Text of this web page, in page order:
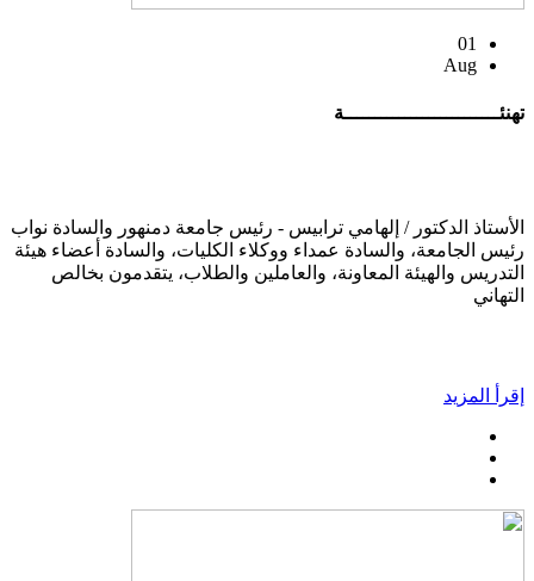
01
Aug
تهنئــــــــــــــــــــــــــة
الأستاذ الدكتور / إلهامي ترابيس - رئيس جامعة دمنهور والسادة نواب
رئيس الجامعة، والسادة عمداء ووكلاء الكليات، والسادة أعضاء هيئة
التدريس والهيئة المعاونة، والعاملين والطلاب، يتقدمون بخالص
التهاني
إقرأ المزيد